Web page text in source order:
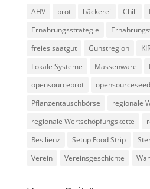
AHV brot bäckerei Chili
Ernährungsstrategie
freies saatgut
Gunstregion
Lokale Systeme
Massenware
opensourcebrot
opensourceseed
Pflanzentauschbörse
regionale
regionale Wertschöpfungskette
Resilienz
Setup Food Strip
Verein
Vereinsgeschichte